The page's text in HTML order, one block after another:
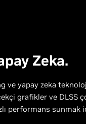
Zeka.
ve yapay zeka
grafikler ve DLSS
performans sunmak